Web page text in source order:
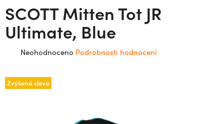
SCOTT Mitten Tot JR
Ultimate, Blue
Průměrné
produktu
je
Neohodnoceno Podrobnosti hodnocení
Zvýšená sleva